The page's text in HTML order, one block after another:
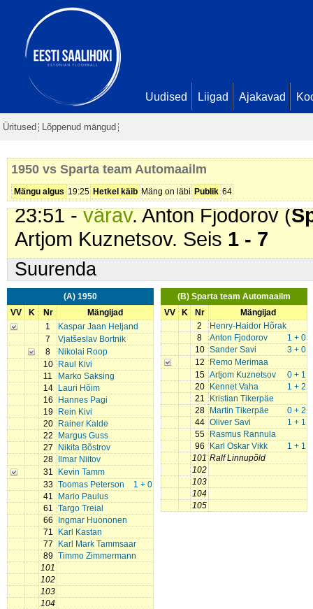
Uudised Liigad Ajakavad
Üritused Lõppenud mängud
1950 vs Sparta team Automaailm
Mängu algus 19:25 Hetkel käib Mäng on läbi Publik 64
Vaha. Seis
16:05 -värav
Savi. Seis 0 - 4
17:50 - värav . Sander Savi (
Vaha. Seis0 - 5
Tikerpäe. Seis0 - 6
21:23 -värav. Toomas Peterson (
23:51 -värav. Anton Fjodorov (
Artjom Kuznetsov. Seis 1 - 7
Suurenda
(A) 1950
VV
K Nr
Mängijad
1
Kaspar Jaan Heljand
7
Vjatšeslav Bortnik
8
Nikolai Roop
10
Raul Kivi
11
Marko Saksing
14
Lauri Hõim
16
Hannes Pagi
19
Rein Kivi
20
Rainer Kalde
22
Margus Guss
27
Nikita Bõstrov
28
Ilmar Niitov
31
Kevin Tamm
33
1 + 0
Toomas Peterson
41
Mario Paulus
61 Targo Treial
66
Ingmar Huononen
71
Karl Kastan
77
Karl Mark Tammsaar
89 Timmo Zimmermann
101
102
103
104
(B) Sparta team Automaailm
VV
K Nr
Mängijad
2
Henry-Haidor Hõrak
8
1 + 0
Anton Fjodorov
10
3 + 0
Sander Savi
12
Remo Merimaa
15
0 + 1
Artjom Kuznetsov
20
1 + 2
Kennet Vaha
21
Kristian Tikerpäe
28
0 + 2
Martin Tikerpäe
44
1 + 1
Oliver Savi
55
Rasmus Rannula
96
1 + 1
Karl Oskar Vikk
101 Ralf Linnupõld
102
103
104
105